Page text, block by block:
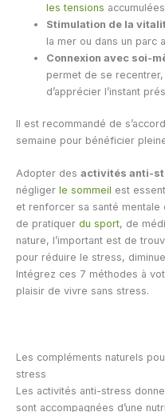
les tensions
Stimulation de la
la mer ou dans un parc
Connexion avec soi-
permet de se
d’apprécier l’instant
Il est recommandé de
semaine pour bénéficier
Adopter des activités anti-
négliger le sommeil est
et renforcer sa santé mentale
de pratiquer du sport, de
nature, l’important est de
pour réduire le stress,
Intégrez ces 7 méthodes à
plaisir de vivre sans stress.
Les compléments naturels
stress
Les activités anti-stress
sont accompagnées d’une